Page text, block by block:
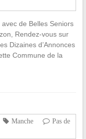
de Belles Seniors
Rendez-vous sur
Dizaines d’Annonces
Commune de la
Manche
Pas de